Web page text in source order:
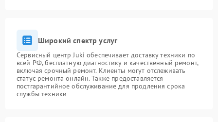
Широкий спектр услуг
Сервисный центр Juki обеспечивает доставку техники по
всей РФ, бесплатную диагностику и качественный ремонт,
включая срочный ремонт. Клиенты могут отслеживать
статус ремонта онлайн. Также предоставляется
постгарантийное обслуживание для продления срока
службы техники